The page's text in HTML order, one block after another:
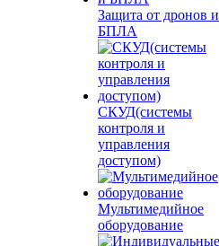
Защита от дронов и
БПЛА
СКУД(системы
контроля и
управления
доступом)
Мультимедийное
оборудование